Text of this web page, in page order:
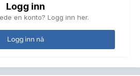
Logg inn
en konto? Logg inn her.
Logg inn nå